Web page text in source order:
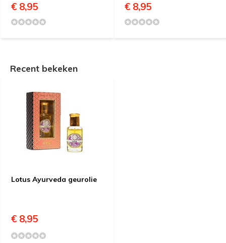
€ 8,95 € 8,95
Recent bekeken
Lotus Ayurveda geurolie
€ 8,95